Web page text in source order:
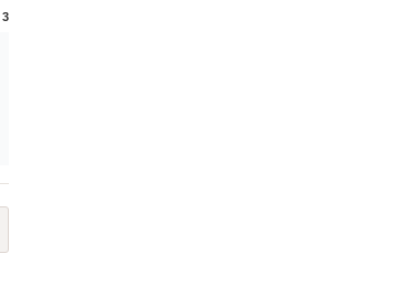
3